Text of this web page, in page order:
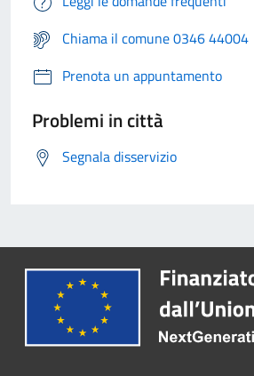
Chiama il comune 0346 44004
Prenota un appuntamento
Problemi in città
Segnala disservizio